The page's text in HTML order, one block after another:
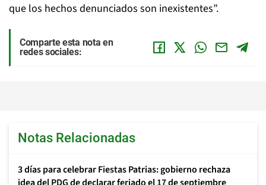
que los hechos denunciados son inexistentes”.
Comparte esta nota en
redes sociales:
Notas Relacionadas
3 días para celebrar Fiestas Patrias: gobierno rechaza